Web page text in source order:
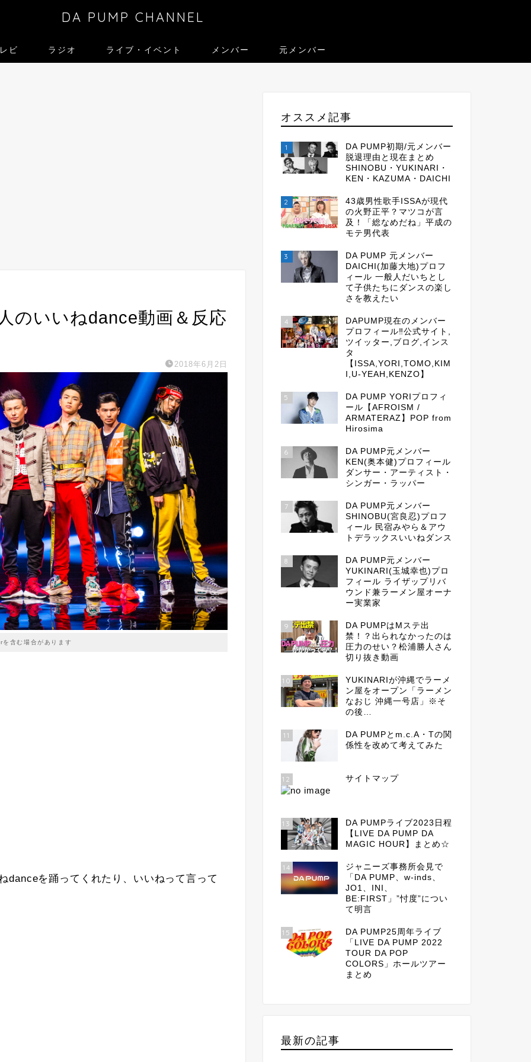
DA PUMP CHANNEL
ビ ラジオ ライブ・イベント メンバー 元メンバー
のいいねdance動画＆反応
2018年6月2日
を含む場合があります
danceを踊ってくれたり、いいねって言って
オススメ記事
1
DA PUMP初期/元メンバー
脱退理由と現在まとめ
SHINOBU・YUKINARI・
KEN・KAZUMA・DAICHI
2
43歳男性歌手ISSAが現代
の火野正平？マツコが言
及！「総なめだね」平成の
モテ男代表
3
DA PUMP 元メンバー
DAICHI(加藤大地)プロフ
ィール 一般人だいちとし
て子供たちにダンスの楽し
さを教えたい
4
DAPUMP現在のメンバー
プロフィール‼公式サイト,
ツイッター,ブログ,インス
タ
【ISSA,YORI,TOMO,KIM
I,U-YEAH,KENZO】
5
DA PUMP YORIプロフィ
ール【AFROISM /
ARMATERAZ】POP from
Hirosima
6
DA PUMP元メンバー
KEN(奥本健)プロフィール
ダンサー・アーティスト・
シンガー・ラッパー
7
DA PUMP元メンバー
SHINOBU(宮良忍)プロフ
ィール 民宿みやら＆アウ
トデラックスいいねダンス
8
DA PUMP元メンバー
YUKINARI(玉城幸也)プロ
フィール ライザップリバ
ウンド兼ラーメン屋オーナ
ー実業家
9
DA PUMPはMステ出
禁！？出られなかったのは
圧力のせい？松浦勝人さん
切り抜き動画
10
YUKINARIが沖縄でラーメ
ン屋をオープン「ラーメン
なおじ 沖縄一号店」※そ
の後…
11
DA PUMPとm.c.A・Tの関
係性を改めて考えてみた
12 サイトマップ
13
DA PUMPライブ2023日程
【LIVE DA PUMP DA
MAGIC HOUR】まとめ☆
14
ジャニーズ事務所会見で
「DA PUMP、w-inds、
JO1、INI、
BE:FIRST」”忖度”につい
て明言
15
DA PUMP25周年ライブ
「LIVE DA PUMP 2022
TOUR DA POP
COLORS」ホールツアー
まとめ
最新の記事